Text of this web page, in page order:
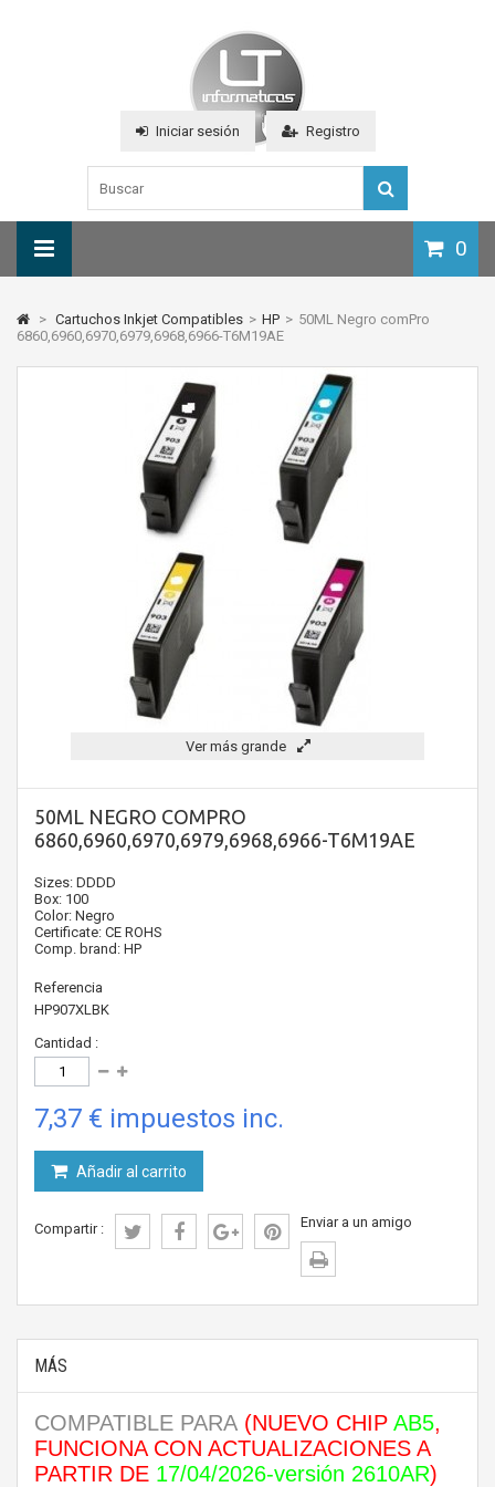
Iniciar sesión Registro
0
> Cartuchos Inkjet Compatibles > HP > 50ML Negro comPro
6860,6960,6970,6979,6968,6966-T6M19AE
Ver más grande
50ML NEGRO COMPRO
6860,6960,6970,6979,6968,6966-T6M19AE
Sizes: DDDD
Box: 100
Color: Negro
Certificate: CE ROHS
Comp. brand: HP
Referencia
HP907XLBK
Cantidad :
7,37 € impuestos inc.
Añadir al carrito
Compartir : Enviar a un amigo
MÁS
COMPATIBLE PARA (NUEVO CHIP AB5,
FUNCIONA CON ACTUALIZACIONES A
PARTIR DE 17/04/2026-versión 2610AR)